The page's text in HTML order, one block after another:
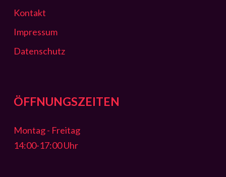
Kontakt
Impressum
Datenschutz
ÖFFNUNGSZEITEN
Montag - Freitag
14:00-17:00 Uhr